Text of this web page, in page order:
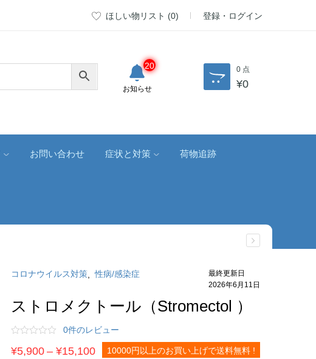
ほしい物リスト (0) 登録・ログイン
お知らせ
20 0 点
¥0
お問い合わせ 症状と対策 荷物追跡
コロナウイルス対策 性病/感染症
最終更新日
2026年6月11日
ストロメクトール（Stromectol ）
0件のレビュー
¥5,900–¥15,100価
10000円以上のお買い上げで送料無料 !